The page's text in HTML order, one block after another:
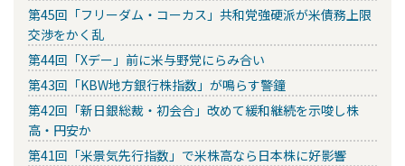
第45回「フリーダム・コーカス」共和党強硬派が米債務上限
交渉をかく乱
第44回「Xデー」前に米与野党にらみ合い
第43回「KBW地方銀行株指数」が鳴らす警鐘
第42回「新日銀総裁・初会合」改めて緩和継続を示唆し株
高・円安か
第41回「米景気先行指数」で米株高なら日本株に好影響